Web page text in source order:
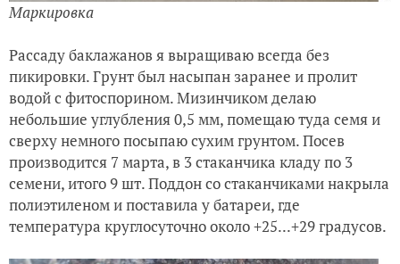
Маркировка
Рассаду баклажанов я выращиваю всегда без
пикировки. Грунт был насыпан заранее и пролит
водой с фитоспорином. Мизинчиком делаю
небольшие углубления 0,5 мм, помещаю туда семя и
сверху немного посыпаю сухим грунтом. Посев
производится 7 марта, в 3 стаканчика кладу по 3
семени, итого 9 шт. Поддон со стаканчиками накрыла
полиэтиленом и поставила у батареи, где
температура круглосуточно около +25...+29 градусов.